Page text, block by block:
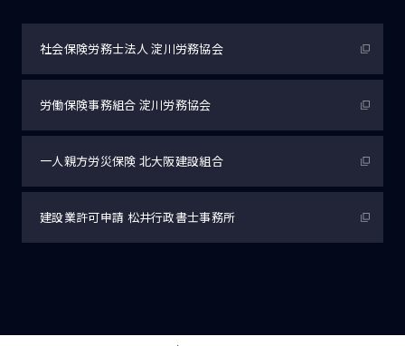
社会保険労務士法人淀川労務協会
労働保険事務組合 淀川労務協会
一人親方労災保険 北大阪建設組合
建設業許可申請 松井行政書士事務所